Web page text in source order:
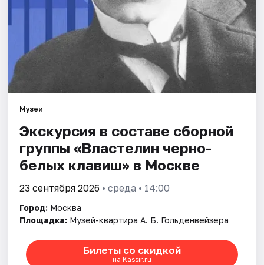
Музеи
Экскурсия в составе сборной
группы «Властелин черно-
белых клавиш» в Москве
23 сентября 2026 • среда • 14:00
Город: Москва
Площадка: Музей-квартира А. Б. Гольденвейзера
Билеты со скидкой
на Kassir.ru